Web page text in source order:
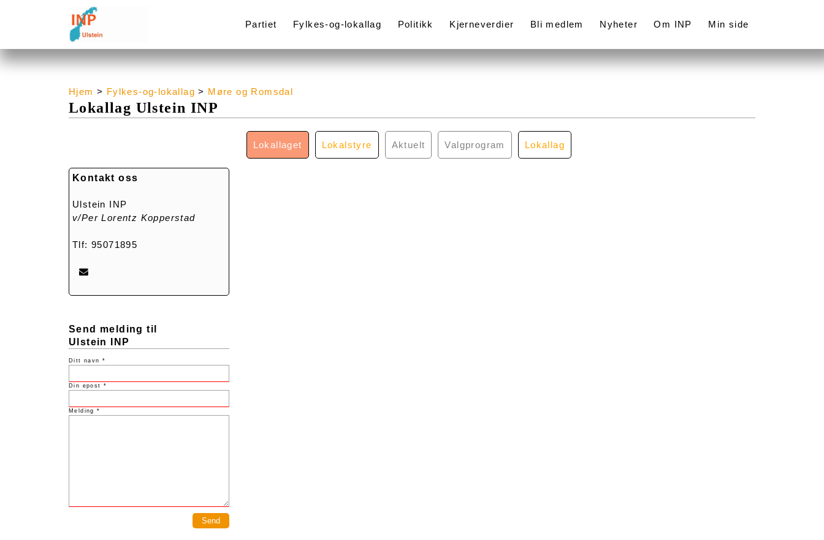
Partiet Fylkes-og-lokallag Politikk Kjerneverdier Bli medlem Nyheter Om INP Min side
Hjem > Fylkes-og-lokallag > Møre og Romsdal
Lokallag Ulstein INP
Lokallaget Lokalstyre Aktuelt Valgprogram Lokallag
Kontakt oss
Ulstein INP
v/Per Lorentz Kopperstad
Tlf: 95071895
Send melding til
Ulstein INP
Ditt navn *
Din epost *
Melding *